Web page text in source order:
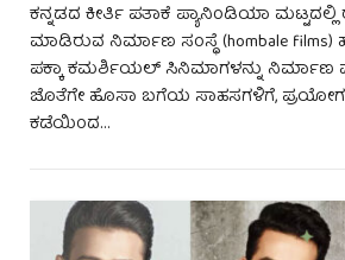
ಕನ್ನಡದ ಕೀರ್ತಿ ಪತಾಕೆ ಪ್ಯಾನಿಂಡಿಯಾ
ಮಾಡಿರುವ ನಿರ್ಮಾಣ ಸಂಸ್ಥೆ (hombale
ಪಕ್ಕಾ ಕಮರ್ಶಿಯಲ್ ಸಿನಿಮಾಗಳನ್ನು
ಜೊತೆಗೇ ಹೊಸಾ ಬಗೆಯ ಸಾಹಸಗಳಿಗೆ,
ಕಡೆಯಿಂದ…